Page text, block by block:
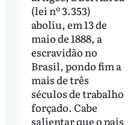
(lei nº 3.353)
aboliu, em 13 de
maio de 1888, a
escravidão no
Brasil, pondo fim a
mais de três
séculos de trabalho
forçado. Cabe
salientar que o país